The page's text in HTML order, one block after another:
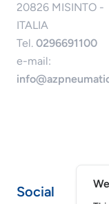
20826 MISINTO -
ITALIA
Tel. 0296691100
e-mail:
Social